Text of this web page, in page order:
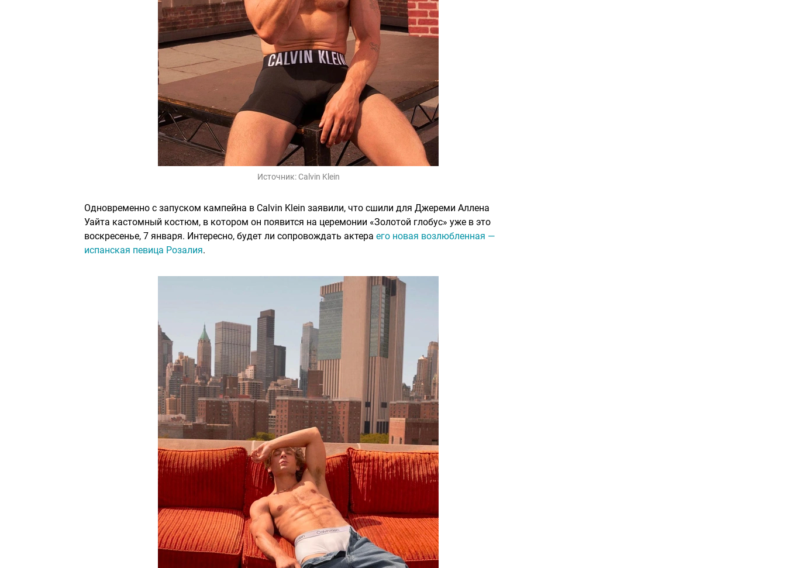
Источник: Calvin Klein
Одновременно с запуском кампейна в Calvin Klein заявили, что сшили для Джереми Аллена
Уайта кастомный костюм, в котором он появится на церемонии «Золотой глобус» уже в это
воскресенье, 7 января. Интересно, будет ли сопровождать актера его новая возлюбленная —
испанская певица Розалия.